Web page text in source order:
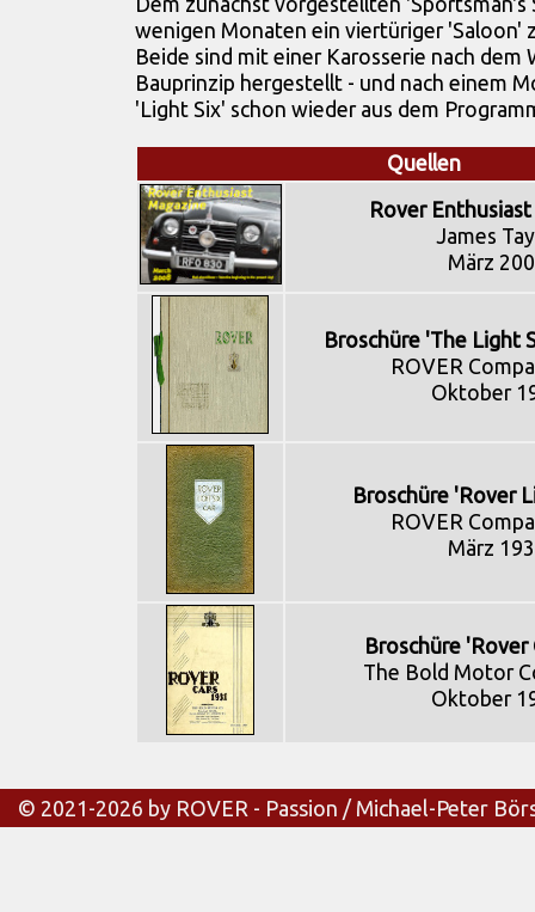
Dem zunächst vorgestellten 'Sportsman's
wenigen Monaten ein viertüriger 'Saloon'
Beide sind mit einer Karosserie nach dem
Bauprinzip hergestellt - und nach einem
'Light Six' schon wieder aus dem
Quellen
Rover
James
März
Broschüre 'The Light
ROVER
Oktober
Broschüre 'Rover
ROVER
März
Broschüre 'Rover
The Bold Motor
Oktober
© 2021-2026 by ROVER - Passion / Michael-Peter